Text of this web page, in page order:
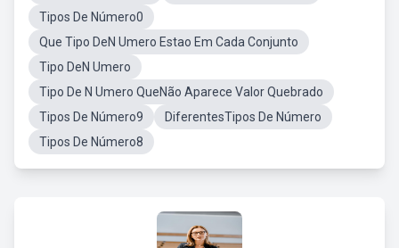
Tipos De Número0
Que Tipo DeN Umero Estao Em Cada Conjunto
Tipo DeN Umero
Tipo De N Umero QueNão Aparece Valor Quebrado
Tipos De Número9
DiferentesTipos De Número
Tipos De Número8